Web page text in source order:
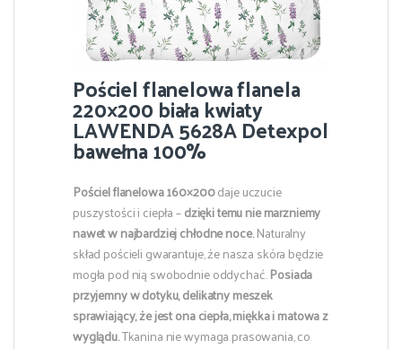
Pościel flanelowa flanela
220×200 biała kwiaty
LAWENDA 5628A Detexpol
bawełna 100%
Pościel flanelowa 160×200daje uczucie
puszystości i ciepła –dzięki temunie marzniemy
nawet w najbardziej chłodne noce.Naturalny
skład pościeli gwarantuje, że nasza skóra będzie
mogła pod nią swobodnie oddychać.Posiada
przyjemny w dotyku, delikatny meszek
sprawiający, że jest ona ciepła, miękka i matowa z
wyglądu.Tkanina nie wymaga prasowania, co